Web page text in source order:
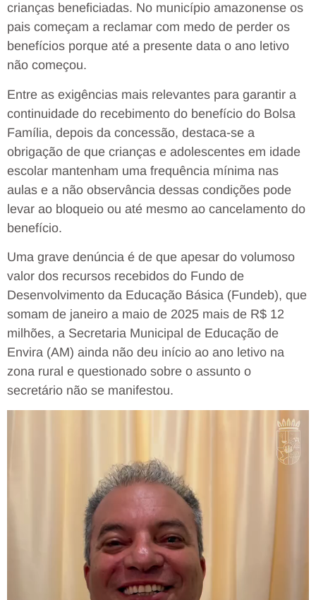
crianças beneficiadas. No município amazonense os
pais começam a reclamar com medo de perder os
benefícios porque até a presente data o ano letivo
não começou.
Entre as exigências mais relevantes para garantir a
continuidade do recebimento do benefício do Bolsa
Família, depois da concessão, destaca-se a
obrigação de que crianças e adolescentes em idade
escolar mantenham uma frequência mínima nas
aulas e a não observância dessas condições pode
levar ao bloqueio ou até mesmo ao cancelamento do
benefício.
Uma grave denúncia é de que apesar do volumoso
valor dos recursos recebidos do Fundo de
Desenvolvimento da Educação Básica (Fundeb), que
somam de janeiro a maio de 2025 mais de R$ 12
milhões, a Secretaria Municipal de Educação de
Envira (AM) ainda não deu início ao ano letivo na
zona rural e questionado sobre o assunto o
secretário não se manifestou.